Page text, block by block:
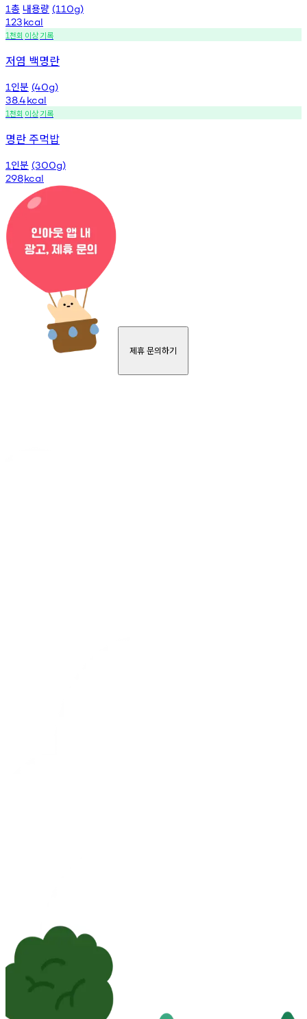
1총 내용량 (110g)
123kcal
1천회 이상기록
저염 백명란
1 인분 (40g)
38.4kcal
1천회 이상기록
명란 주먹밥
1 인분 (300g)
298kcal
제휴 문의하기